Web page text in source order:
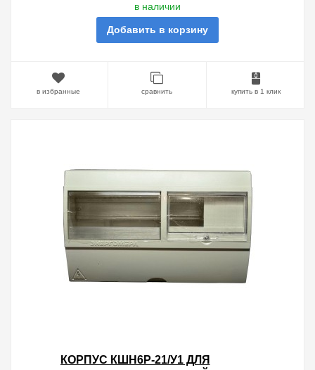
в наличии
Добавить в корзину
в избранные сравнить купить в 1 клик
КОРПУС КШН6Р-21/У1 ДЛЯ